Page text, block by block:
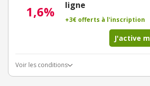
1,6%
ligne
+3€ offerts à l'inscription
J'active
Voir les conditions